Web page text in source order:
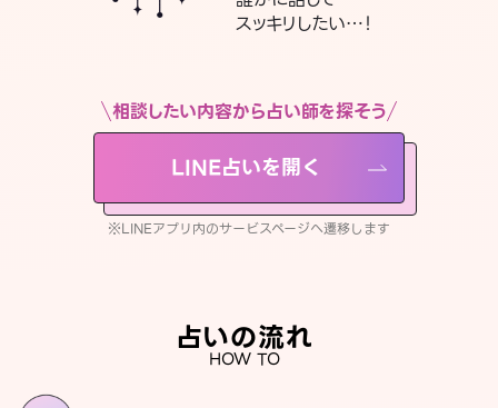
スッキリしたい…！
相談したい内容から占い師を探そう
LINE占いを開く
※LINEアプリ内のサービスページへ遷移します
占いの流れ
HOW TO